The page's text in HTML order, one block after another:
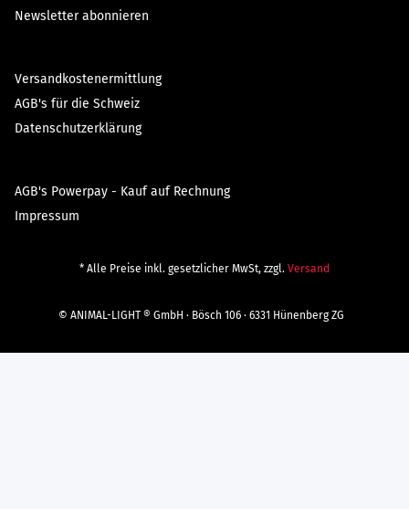
Newsletter abonnieren
Versandkostenermittlung
AGB's für die Schweiz
Datenschutzerklärung
AGB's Powerpay - Kauf auf Rechnung
Impressum
* Alle Preise inkl. gesetzlicher MwSt, zzgl. Versand
© ANIMAL-LIGHT ® GmbH · Bösch 106 · 6331 Hünenberg ZG